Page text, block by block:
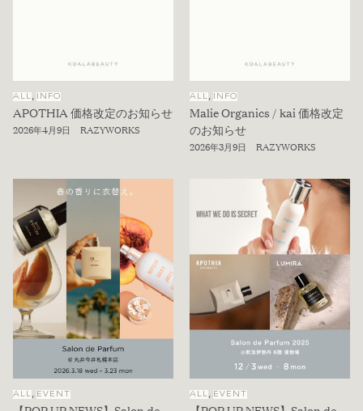
ALL, INFO
APOTHIA 価格改定のお知らせ
2026年4月9日 RAZYWORKS
ALL, INFO
Malie Organics / kai 価格改定
のお知らせ
2026年3月9日 RAZYWORKS
ALL, EVENT ALL, EVENT